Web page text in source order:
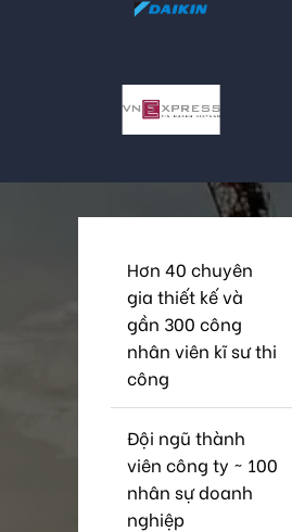
Hơn 40 chuyên
gia thiết kế và
gần 300 công
nhân viên kĩ sư thi
công
Đội ngũ thành
viên công ty ~ 100
nhân sự doanh
nghiệp